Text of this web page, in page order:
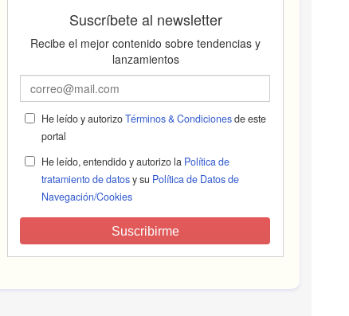
Suscríbete al newsletter
Recibe el mejor contenido sobre tendencias y
lanzamientos
He leído y autorizoTérminos & Condicionesde este
portal
He leído, entendido y autorizo la Política de
tratamiento de datosy su Política de Datos de
Navegación/Cookies
Suscribirme